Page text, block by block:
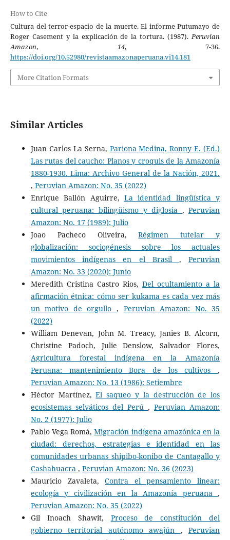
How to Cite
Cultura del terror-espacio de la muerte. El informe Putumayo de
Roger Casement y la explicación de la tortura. (1987).Peruvian
Amazon, 14, 7-36.
https://doi.org/10.52980/revistaamazonaperuana.vi14.181
More Citation Formats
Similar Articles
Juan Carlos La Serna, Pariona Medina, Ronny E. (Ed.)
Las rutas del caucho: Planos y croquis de la Amazonía
1880-1930. Lima: Archivo General de la Nación, 2021.
, Peruvian Amazon: No. 35 (2022)
Enrique Ballón Aguirre, La identidad lingüística y
cultural peruana: bilingüismo y diglosia ,Peruvian
Amazon: No. 17 (1989): Julio
Joao Pacheco Oliveira,Régimen tutelar y
globalización: sociogénesis sobre los actuales
movimientos indígenas en el Brasil ,Peruvian
Amazon: No. 33 (2020): Junio
Meredith Cristina Castro Rios,Del ocultamiento a la
afirmación étnica: cómo ser kukama es cada vez más
un motivo de orgullo , Peruvian Amazon: No. 35
(2022)
William Denevan, John M. Treacy, Janies B. Alcorn,
Christine Padoch, Julie Denslow, Salvador Flores,
Agricultura forestal indígena en la Amazonía
Peruana: mantenimiento Bora de los cultivos,
Peruvian Amazon: No. 13 (1986): Setiembre
Héctor Martínez,El saqueo y la destrucción de los
ecosistemas selváticos del Perú,Peruvian Amazon:
No. 2 (1977): Julio
Pablo Vega Romá,Migración indígena amazónica en la
ciudad: derechos, estrategias e identidad en las
comunidades urbanas shipibo-konibo de Cantagallo y
Cashahuacra , Peruvian Amazon: No. 36 (2023)
Mauricio Zavaleta,Contra el pensamiento linear:
ecología y civilización en la Amazonía peruana,
Peruvian Amazon: No. 35 (2022)
Gil Inoach Shawit, Proceso de constitución del
gobierno territorial autónomo awajún ,Peruvian